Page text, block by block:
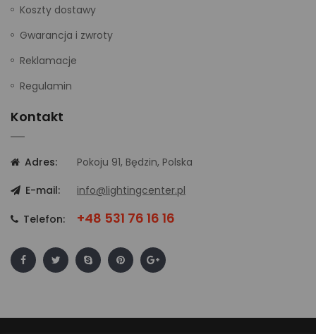
Koszty dostawy
Gwarancja i zwroty
Reklamacje
Regulamin
Kontakt
Adres:
Pokoju 91, Będzin, Polska
E-mail:
info@lightingcenter.pl
Telefon: +48 531 76 16 16